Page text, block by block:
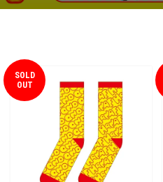
SOLD
OUT